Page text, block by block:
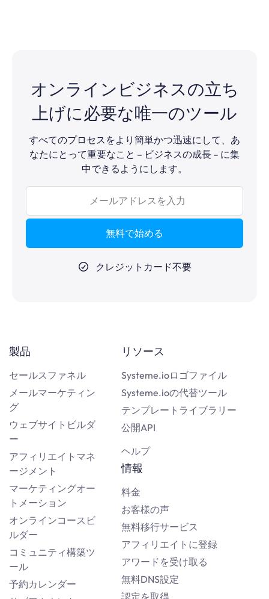
ます。
オンラインビジネスの立ち
上げに必要な唯一のツール
すべてのプロセスをより簡単かつ迅速にして、あ
なたにとって重要なこと – ビジネスの成長 – に集
中できるようにします。
無料で始める
クレジットカード不要
製品
セールスファネル
メールマーケティン
グ
ウェブサイトビルダ
ー
アフィリエイトマネ
ージメント
マーケティングオー
トメーション
オンラインコースビ
ルダー
コミュニティ構築ツ
ール
予約カレンダー
リソース
Systeme.ioロゴファイル
Systeme.ioの代替ツール
テンプレートライブラリー
公開API
ヘルプ
情報
料金
お客様の声
無料移行サービス
アフィリエイトに登録
アワードを受け取る
無料DNS設定
認定を取得